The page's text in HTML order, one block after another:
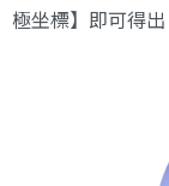
極坐標】即可得出